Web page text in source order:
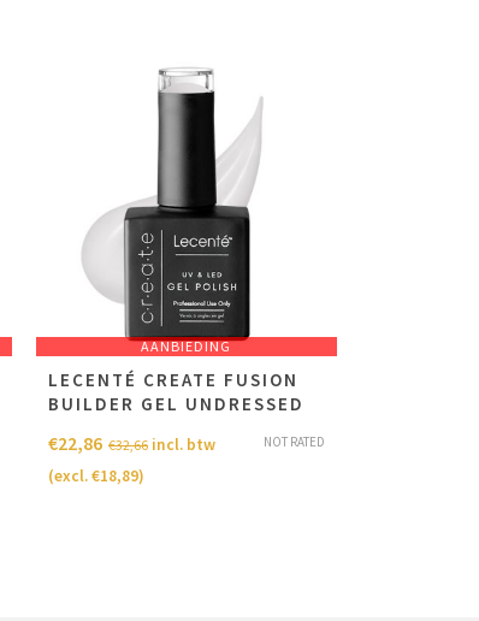
AANBIEDING
LECENTÉ CREATE FUSION
BUILDER GEL UNDRESSED
NOT RATED
€32,66
€22,86
incl. btw
(excl.€18,89)